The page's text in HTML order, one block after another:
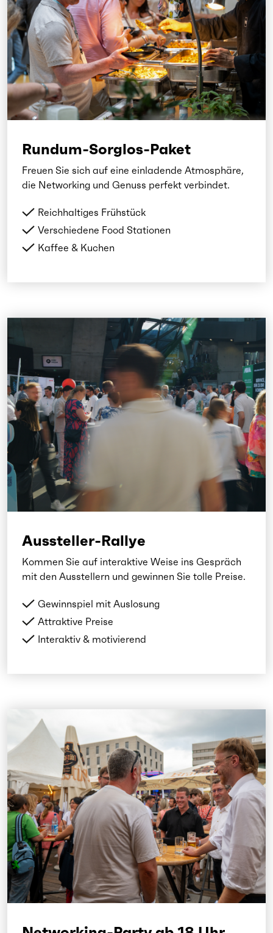
Rundum-Sorglos-Paket
Freuen Sie sich auf eine einladende Atmosphäre,
die Networking und Genuss perfekt verbindet.
Reichhaltiges Frühstück
Verschiedene Food Stationen
Kaffee & Kuchen
Aussteller-Rallye
Kommen Sie auf interaktive Weise ins Gespräch
mit den Ausstellern und gewinnen Sie tolle Preise.
Gewinnspiel mit Auslosung
Attraktive Preise
Interaktiv & motivierend